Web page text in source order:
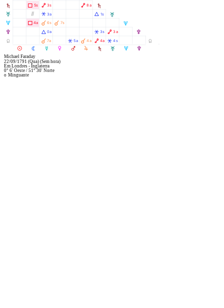
M N O P Q R
S
S
S
T
T
T
U
U
U
V
V
V
Y
Y
Ã 5s
Ò
Ã 4a
Ä 3s
Â 3a
À 6s
Á 0a
À 7a
À 7s
Â 5a
Ä 8a
À 4a
Á 1s
Â 3s
Ä 4a
Ä 3a
Â 4s
Michael Faraday
22/09/1791 (Qua) (Sem hora)
EmLondres - Inglaterra
0° 6' Oeste/51° 30' Norte
Minguante
o